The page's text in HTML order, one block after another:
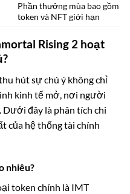
Phần thưởng mùa bao gồm
token và NFT giới hạn
Rising 2 hoạt
hút sự chú ý không chỉ
kinh tế mở, nơi người
đây là phân tích chi
của hệ thống tài chính
nhiêu?
token chính là IMT